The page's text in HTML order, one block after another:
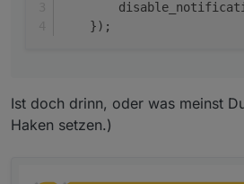
    });
Ist doch drinn, oder was meinst
Haken setzen.)